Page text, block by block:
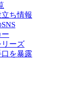
ち情報
ーズ
を暴露